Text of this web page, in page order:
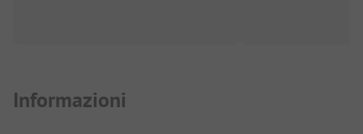
Informazioni